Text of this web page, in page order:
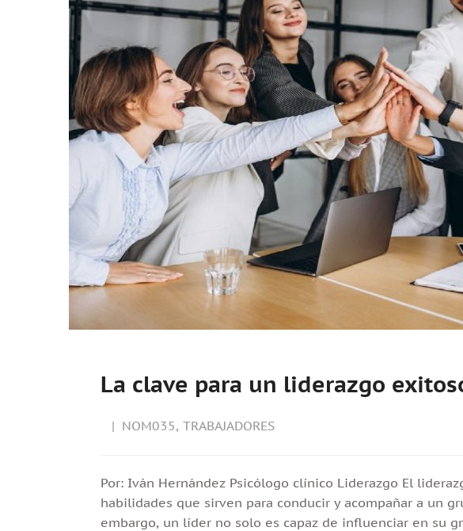
La clave para un liderazgo
NOM035, TRABAJADORES
Por: Iván Hernández Psicólogo clínico Liderazgo El
habilidades que sirven para conducir y acompañar a un
embargo, un líder no solo es capaz de influenciar en su